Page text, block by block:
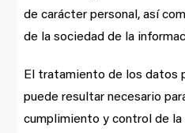
de carácter personal, así
de la sociedad de la
El tratamiento de los datos
puede resultar necesario
cumplimiento y control de la